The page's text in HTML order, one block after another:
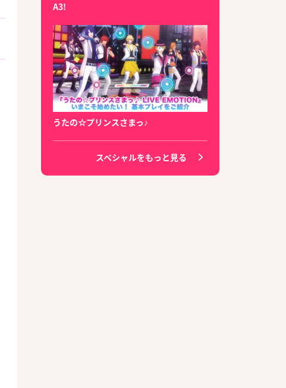
A3!
うたの☆プリンスさまっ♪
スペシャルをもっと見る